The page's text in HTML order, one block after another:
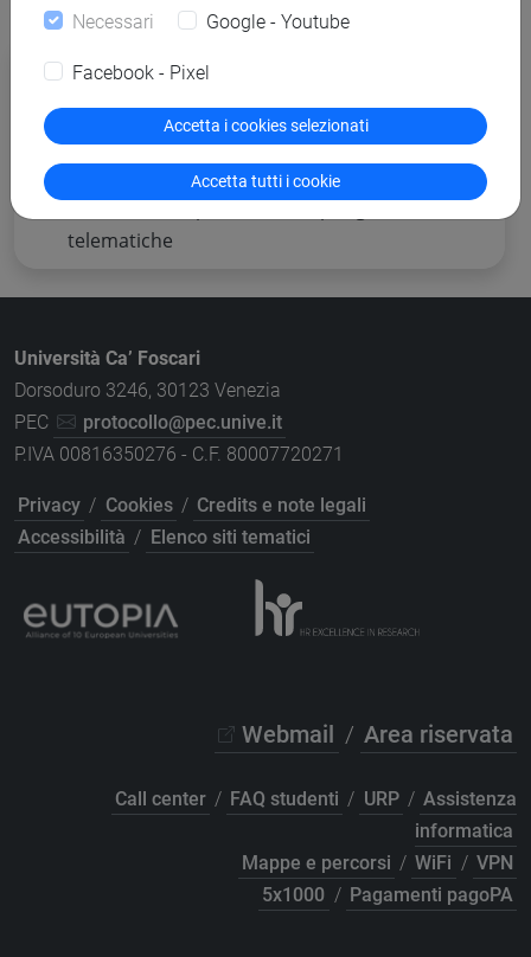
Procedure di gara per cui è possibile
Altre procedure
Piattaforma e-procurement per gare
telematiche
Università Ca’ Foscari
Dorsoduro 3246, 30123 Venezia
PEC
protocollo@pec.unive.it
P.IVA 00816350276 - C.F. 80007720271
Privacy / Cookies / Credits e note legali
Accessibilità / Elenco siti tematici
Webmail / Area riservata
Call center / FAQ studenti / URP / Assistenza
informatica
Mappe e percorsi / WiFi / VPN
5x1000 / Pagamenti pagoPA
Necessari Google - Youtube
Facebook - Pixel
Accetta i cookies selezionati
Accetta tutti i cookie